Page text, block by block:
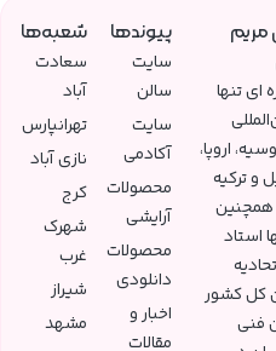
مریم
ای تنها
اروپا،
و ترکیه
همچنین
استاد
کل کشور
فنی
پیوندها
سایت
سالن
سایت
آکادمی
محصولات
آرایشی
محصولات
دانلودی
اخبار و
مقالات
شعبه‌ها
سعادت
آباد
تهرانپارس
نازی آباد
کرج
شهرک
غرب
شیراز
مشهد